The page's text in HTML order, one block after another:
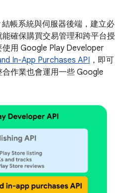
帳系統與伺服器後端，建立必
確保購買交易管理和跨平台授
用 Google Play Developer
In-App Purchases API ，即可
作業也會運用一些 Google